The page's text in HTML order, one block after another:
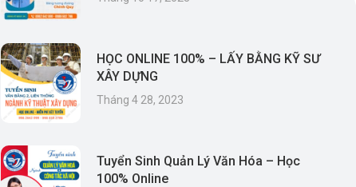
HỌC ONLINE 100% – LẤY BẰNG KỸ SƯ
XÂY DỰNG
Tháng 4 28, 2023
Tuyển Sinh Quản Lý Văn Hóa – Học
100% Online